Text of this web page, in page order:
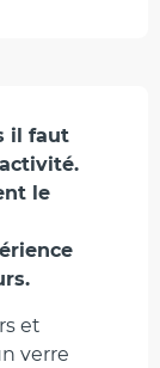
il faut
le
et
verre